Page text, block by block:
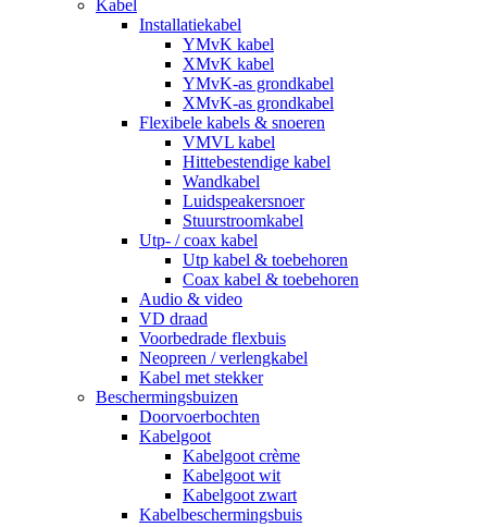
Kabel
Installatiekabel
YMvK kabel
XMvK kabel
YMvK-as grondkabel
XMvK-as grondkabel
Flexibele kabels & snoeren
VMVL kabel
Hittebestendige kabel
Wandkabel
Luidspeakersnoer
Stuurstroomkabel
Utp- / coax kabel
Utp kabel & toebehoren
Coax kabel & toebehoren
Audio & video
VD draad
Voorbedrade flexbuis
Neopreen / verlengkabel
Kabel met stekker
Beschermingsbuizen
Doorvoerbochten
Kabelgoot
Kabelgoot crème
Kabelgoot wit
Kabelgoot zwart
Kabelbeschermingsbuis